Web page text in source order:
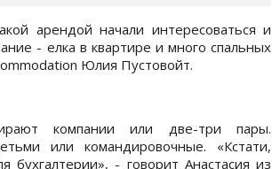
арендой начали интересоваться и
- елка в квартире и много спальных
Юлия Пустовойт.
компании или две-три пары.
или командировочные. «Кстати,
- говорит Анастасия из